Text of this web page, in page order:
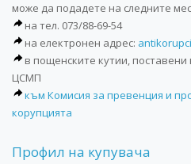
може да подадете на следните
на тел. 073/88-69-54
на електронен адрес:
в пощенските кутии,
ЦСМП
към Комисия за превенция и
корупцията
Профил на купувача